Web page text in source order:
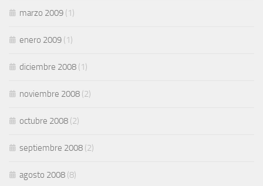
marzo 2009 (1)
enero 2009 (1)
diciembre 2008 (1)
noviembre 2008 (2)
octubre 2008 (2)
septiembre 2008 (2)
agosto 2008 (8)